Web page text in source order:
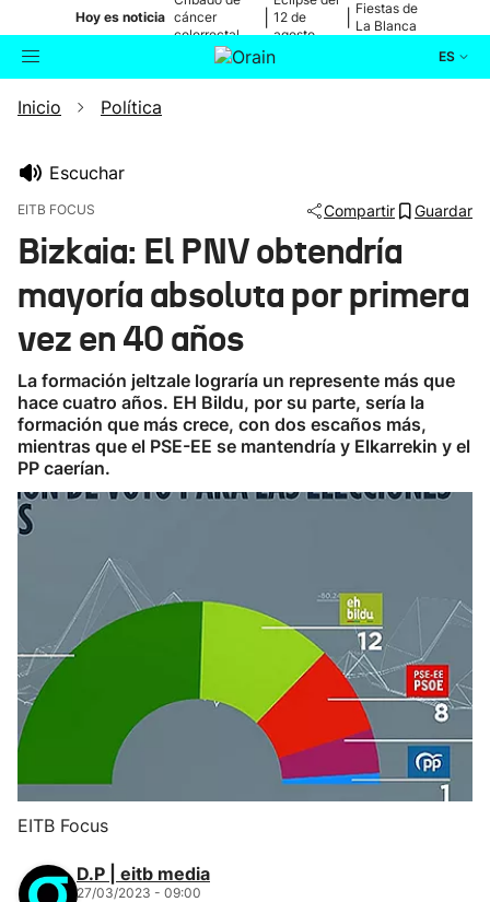
Hoy es noticia cáncer
colorrectal
12 de
agosto
Fiestas de
La Blanca
ES
Buscador
Ikusmiran
Eguraldia
Inicio Política
Escuchar
EITB FOCUS Compartir Guardar
Bizkaia: El PNV obtendría
mayoría absoluta por primera
vez en 40 años
La formación jeltzale lograría un represente más que
hace cuatro años. EH Bildu, por su parte, sería la
formación que más crece, con dos escaños más,
mientras que el PSE-EE se mantendría y Elkarrekin y el
PP caerían.
EITB Focus
D.P | eitb media
27/03/2023 - 09:00